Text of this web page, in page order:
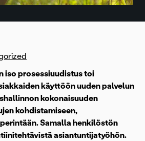
iso prosessiuudistus toi
käyttöön uuden palvelun
kokonaisuuden
kohdistamiseen,
Samalla henkilöstön
asiantuntijatyöhön.